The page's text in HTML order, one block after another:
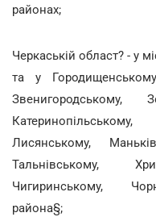
районах;
Черкаській област? - у
та у
Звенигородському,
Лисянському,
Тальнівському,
Чигиринському,
района§;